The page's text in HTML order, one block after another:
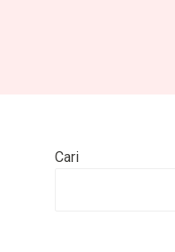
Cari